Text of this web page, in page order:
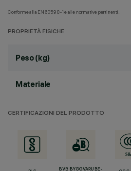
Conforme alla EN60598-1 e alle normative pertinenti.
PROPRIETÀ FISICHE
Peso (kg)
Materiale
CERTIFICAZIONI DEL PRODOTTO
BVB BYGGVARUBE-